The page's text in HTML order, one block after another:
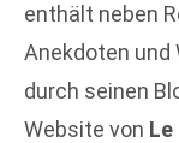
enthält neben
Anekdoten und
durch seinen
Website von Le